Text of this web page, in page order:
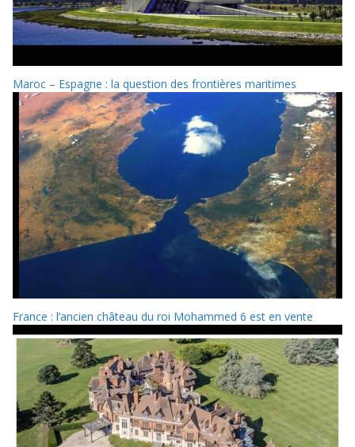
Maroc – Espagne : la question des frontières maritimes
France : l’ancien château du roi Mohammed 6 est en vente